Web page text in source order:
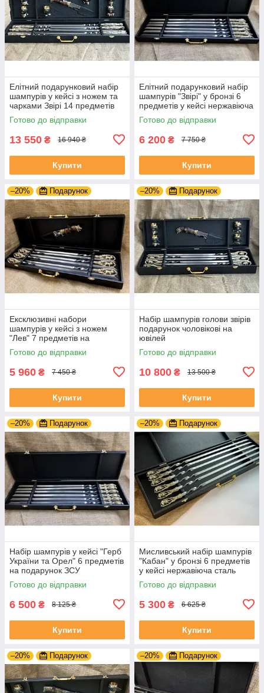
Елітний подарунковий набір
шампурів у кейсі з ножем та
чарками Звірі 14 предметів
Готово до відправки
13 550 ₴ 16 940 ₴
Купити
Елітний подарунковий набір
шампурів "Звірі" у бронзі 6
предметів у кейсі нержавіюча
сталь
Готово до відправки
6 200 ₴ 7 750 ₴
Купити
–20% Подарунок
Ексклюзивні набори
шампурів у кейсі з ножем
"Лев" 7 предметів на
подарунок директору
Готово до відправки
5 960 ₴ 7 450 ₴
Купити
–20% Подарунок
Набір шампурів голови звірів
подарунок чоловікові на
ювілей
Готово до відправки
10 800 ₴ 13 500 ₴
Купити
–20% Подарунок
Набір шампурів у кейсі "Герб
України та Орел" 6 предметів
на подарунок ЗСУ
Готово до відправки
6 500 ₴ 8 125 ₴
Купити
–20% Подарунок
Мисливський набір шампурів
"Кабан" у бронзі 6 предметів
у кейсі нержавіюча сталь
Готово до відправки
5 300 ₴ 6 625 ₴
Купити
–20% Подарунок –20% Подарунок